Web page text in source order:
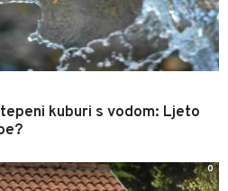
kuburi s vodom: Ljeto
0